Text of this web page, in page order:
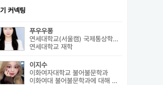
커넥팅
푸우우퐁
연세대학교(서울캠) 국제통상학과 외3개
연세대학교 재학
이지수
이화여자대학교 불어불문학과
이화여대 불어불문학과에 대해 궁금한 게 있으시다면 번호로 연락 바랍니다...